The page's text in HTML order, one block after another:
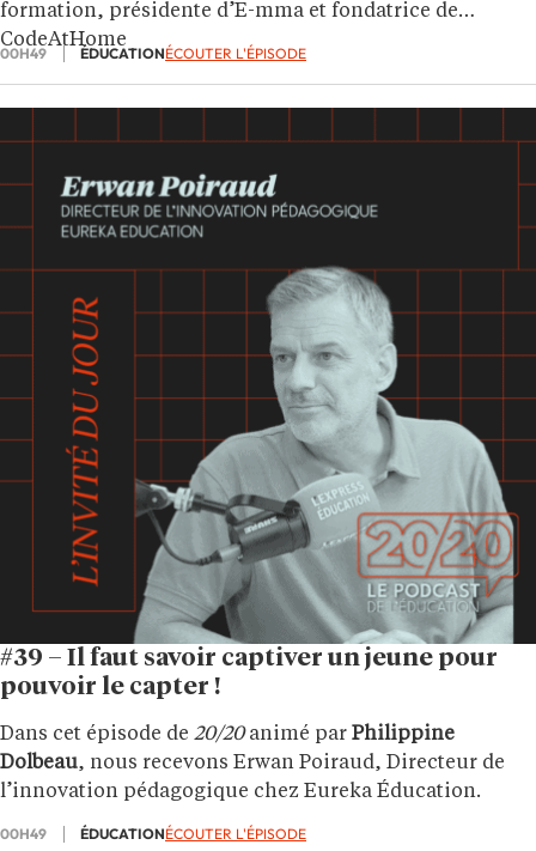
formation, présidente d’E-mma et fondatrice de
CodeAtHome
00H49 ÉDUCATIONÉCOUTER L'ÉPISODE
#39 – Il faut savoir captiver un jeune pour
pouvoir le capter !
Dans cet épisode de 20/20animé par Philippine
Dolbeau, nous recevons Erwan Poiraud, Directeur de
l’innovation pédagogique chez Eureka Éducation.
00H49 ÉDUCATIONÉCOUTER L'ÉPISODE